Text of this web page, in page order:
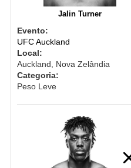
Jalin Turner
Evento:
UFC Auckland
Local:
Auckland, Nova Zelândia
Categoria:
Peso Leve